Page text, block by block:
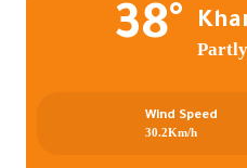
38°
Wind Speed
30.2Km/h